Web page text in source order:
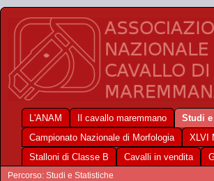
L'ANAM Il cavallo maremmano Studi
Campionato Nazionale di Morfologia
XLVI
Stalloni di Classe B
Cavalli in vendita
Percorso: Studi e Statistiche